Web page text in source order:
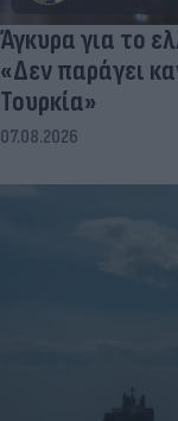
Άγκυρα για το
«Δεν παράγει
Τουρκία»
07.08.2026